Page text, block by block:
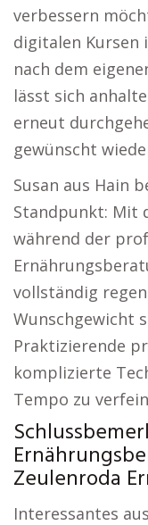
verbessern
digitalen Kursen
nach dem
lässt sich
erneut
gewünscht
Susan aus Hain
Standpunkt: Mit
während der
vollständig
Wunschgewicht
Praktizierende
komplizierte
Tempo zu
Zeulenroda
Interessantes